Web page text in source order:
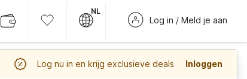
NL
Log in / Meld je aan
Log nu in en krijg exclusieve deals Inloggen